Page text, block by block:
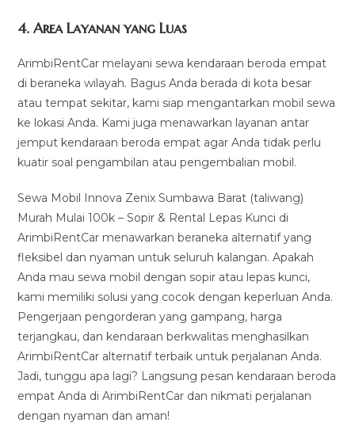
4.Area Layanan yang Luas
ArimbiRentCar melayani sewa kendaraan beroda empat
di beraneka wilayah. Bagus Anda berada di kota besar
atau tempat sekitar, kami siap mengantarkan mobil sewa
ke lokasi Anda. Kami juga menawarkan layanan antar
jemput kendaraan beroda empat agar Anda tidak perlu
kuatir soal pengambilan atau pengembalian mobil.
Sewa Mobil Innova Zenix Sumbawa Barat (taliwang)
Murah Mulai 100k – Sopir & Rental Lepas Kunci di
ArimbiRentCar menawarkan beraneka alternatif yang
fleksibel dan nyaman untuk seluruh kalangan. Apakah
Anda mau sewa mobil dengan sopir atau lepas kunci,
kami memiliki solusi yang cocok dengan keperluan Anda.
Pengerjaan pengorderan yang gampang, harga
terjangkau, dan kendaraan berkwalitas menghasilkan
ArimbiRentCar alternatif terbaik untuk perjalanan Anda.
Jadi, tunggu apa lagi? Langsung pesan kendaraan beroda
empat Anda di ArimbiRentCar dan nikmati perjalanan
dengan nyaman dan aman!